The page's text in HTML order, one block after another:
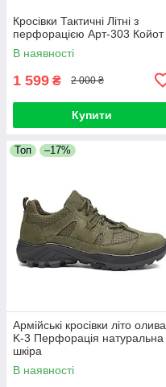
Кросівки Тактичні Літні з
перфорацією Арт-303 Койот
В наявності
1 599 ₴ 2 000 ₴
Купити
Топ –17%
Армійські кросівки літо олива
K-3 Перфорація натуральна
шкіра
В наявності